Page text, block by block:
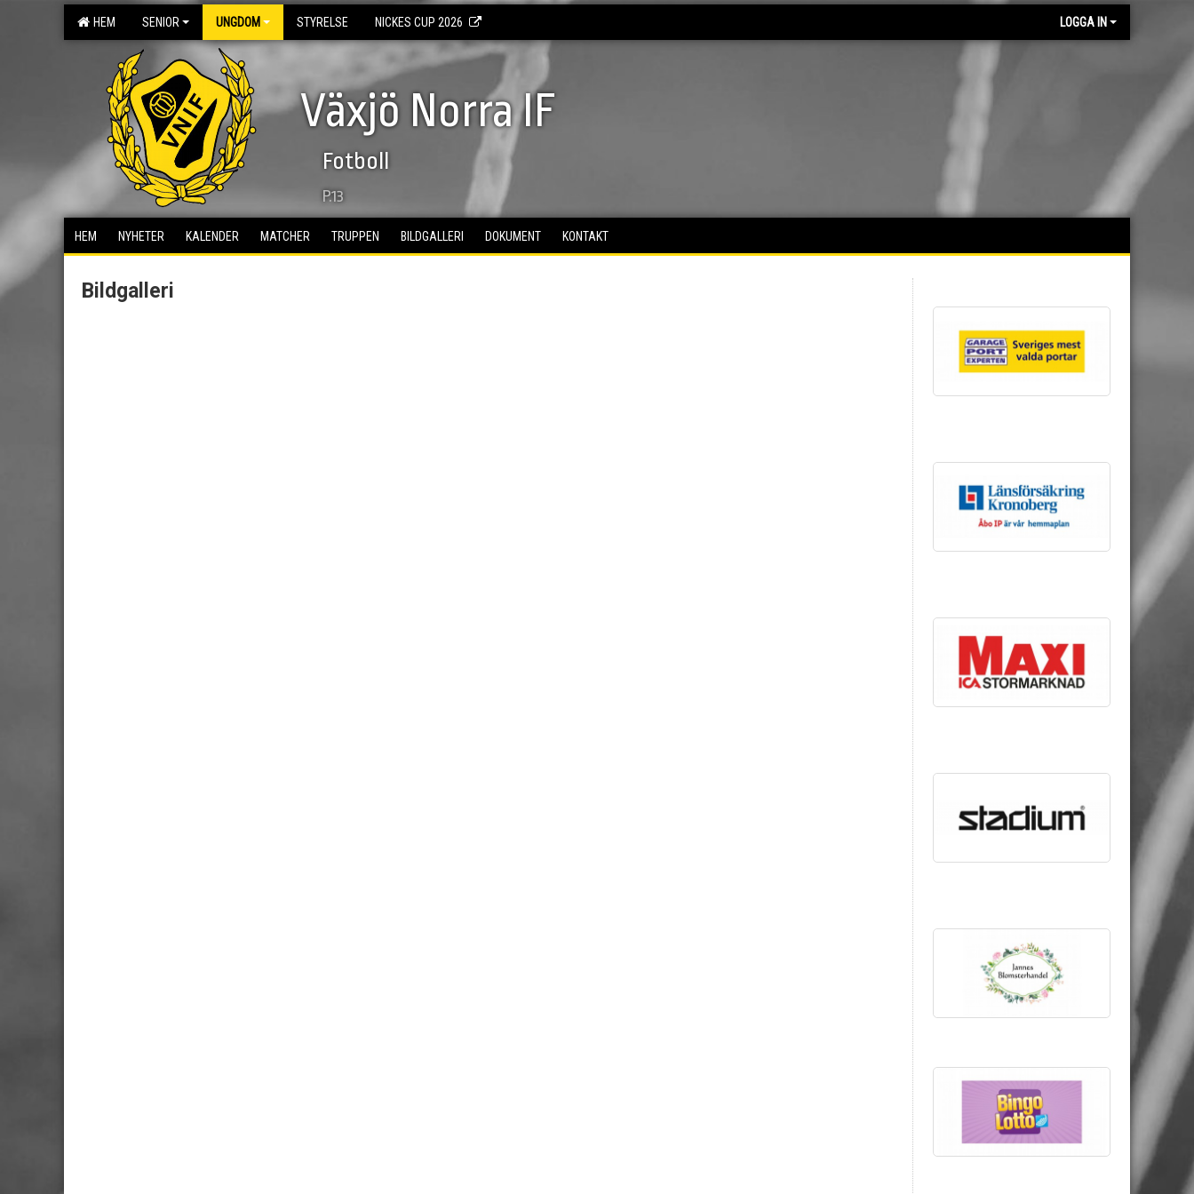
HEM SENIOR UNGDOM STYRELSE NICKES CUP 2026 LOGGA IN
Växjö Norra IF
Fotboll
P.13
HEM NYHETER KALENDER MATCHER TRUPPEN BILDGALLERI DOKUMENT KONTAKT
Bildgalleri